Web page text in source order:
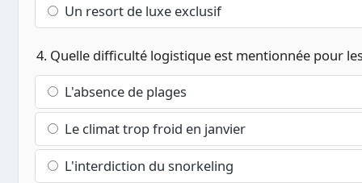
Un resort de luxe exclusif
4. Quelle difficulté logistique est mentionnée pour
L'absence de plages
Le climat trop froid en janvier
L'interdiction du snorkeling